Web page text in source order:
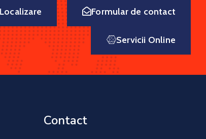
Formular de contact
Servicii Online
Contact